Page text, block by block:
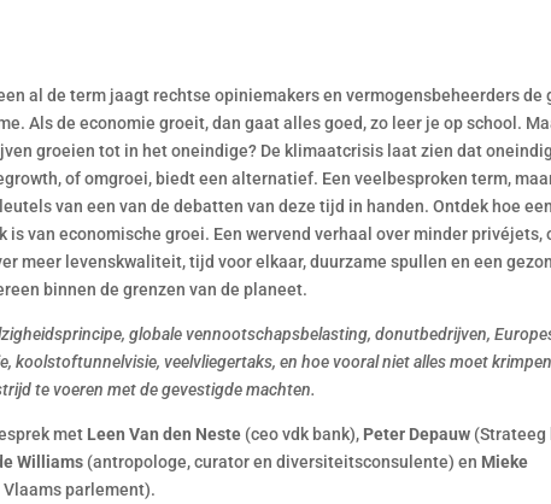
al de term jaagt rechtse opiniemakers en vermogensbeheerders de
Als de economie groeit, dan gaat alles goed, zo leer je op school.
groeien tot in het oneindige? De klimaatcrisis laat zien dat
of omgroei, biedt een alternatief. Een veelbesproken term,
van een van de debatten van deze tijd in handen. Ontdek hoe
is van economische groei. Een wervend verhaal over minder privéjets,
meer levenskwaliteit, tijd voor elkaar, duurzame spullen en een
binnen de grenzen van de planeet.
globale vennootschapsbelasting, donutbedrijven,
koolstoftunnelvisie, veelvliegertaks, en hoe vooral niet alles moet
te voeren met de gevestigde machten.
met Leen Van den Neste (ceo vdk bank), Peter Depauw (Strateeg
Williams (antropologe, curator en diversiteitsconsulente) en Mieke
parlement).